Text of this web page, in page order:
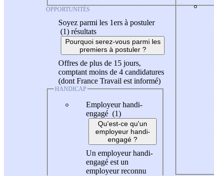
OPPORTUNITÉS
Soyez parmi les 1ers à postuler
(1) résultats
Pourquoi serez-vous parmi les
premiers à postuler ?
Offres de plus de 15 jours,
comptant moins de 4 candidatures
(dont France Travail est informé)
HANDICAP
Employeur handi-
engagé (1)
Qu'est-ce qu'un
employeur handi-
engagé ?
Un employeur handi-
engagé est un
employeur reconnu